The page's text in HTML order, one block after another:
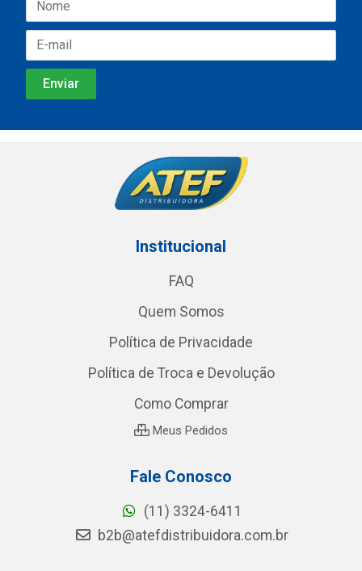
Institucional
FAQ
Quem Somos
Política de Privacidade
Política de Troca e Devolução
Como Comprar
Meus Pedidos
Fale Conosco
(11) 3324-6411
b2b@atefdistribuidora.com.br